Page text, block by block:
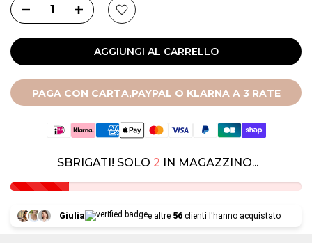
AGGIUNGI AL CARRELLO
PAGA CON CARTA,PAYPAL O KLARNA A 3 RATE
SBRIGATI! SOLO 2 IN MAGAZZINO...
Giulia e altre 56 clienti l'hanno acquistato